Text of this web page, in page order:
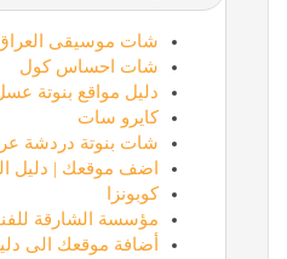
شات موسيقى
شات احساس كول
دليل مواقع بنوتة
كايرو سات
شات بنوتة دردشة
اضف موقعك | دليل
كوبونزا
مؤسسة الشارقة
أضافة موقعك الى